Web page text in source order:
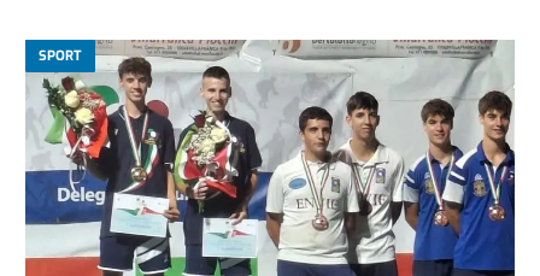
SPORT